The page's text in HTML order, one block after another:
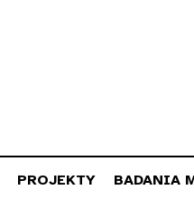
PROJEKTY BADANIA